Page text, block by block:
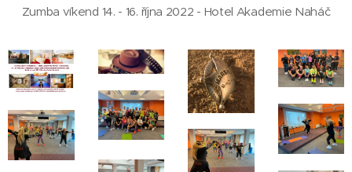
Zumba víkend 14. - 16. října 2022 - Hotel Akademie Naháč